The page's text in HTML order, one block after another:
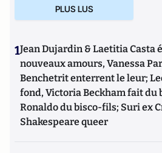
PLUS LUS
1Jean Dujardin & Laetitia Casta
nouveaux amours, Vanessa
Benchetrit enterrent le leur;
fond, Victoria Beckham fait du
Ronaldo du bisco-fils; Suri ex
Shakespeare queer